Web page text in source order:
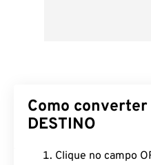
Como converter
DESTINO
Clique no campo